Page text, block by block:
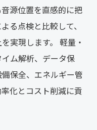
源位置を直感的に把
る点検と比較して、
実現します。 軽量・
ム解析、データ保
保全、エネルギー管
化とコスト削減に貢